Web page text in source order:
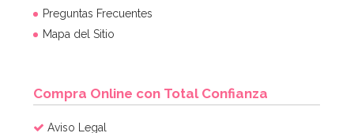
AÑADIR
Preguntas Frecuentes
Mapa del Sitio
Compra Online con Total Confianza
Aviso Legal